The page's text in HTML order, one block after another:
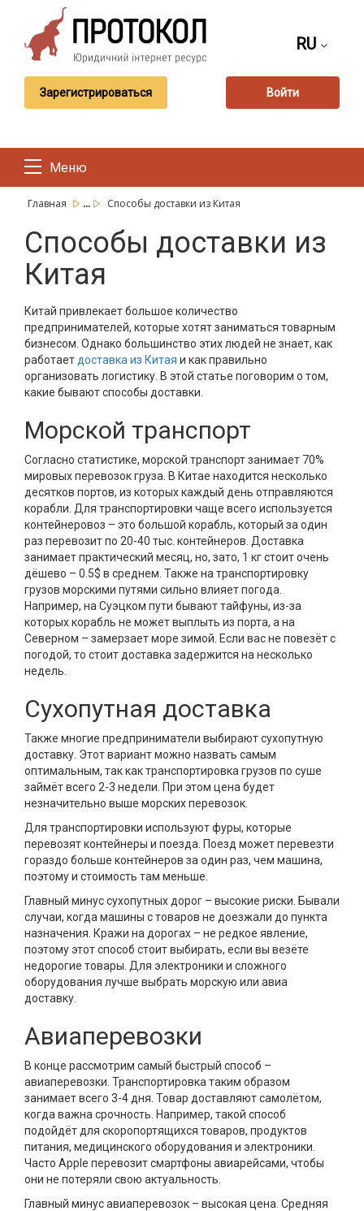
RU
Зарегистрироваться Войти
Меню
Главная ... Способы доставки из Китая
Способы доставки из
Китая
Китай привлекает большое количество
предпринимателей, которые хотят заниматься товарным
бизнесом. Однако большинство этих людей не знает, как
работает доставка из Китая и как правильно
организовать логистику. В этой статье поговорим о том,
какие бывают способы доставки.
Морской транспорт
Согласно статистике, морской транспорт занимает 70%
мировых перевозок груза. В Китае находится несколько
десятков портов, из которых каждый день отправляются
корабли. Для транспортировки чаще всего используется
контейнеровоз – это большой корабль, который за один
раз перевозит по 20-40 тыс. контейнеров. Доставка
занимает практический месяц, но, зато, 1 кг стоит очень
дёшево – 0.5$ в среднем. Также на транспортировку
грузов морскими путями сильно влияет погода.
Например, на Суэцком пути бывают тайфуны, из-за
которых корабль не может выплыть из порта, а на
Северном – замерзает море зимой. Если вас не повезёт с
погодой, то стоит доставка задержится на несколько
недель.
Сухопутная доставка
Также многие предприниматели выбирают сухопутную
доставку. Этот вариант можно назвать самым
оптимальным, так как транспортировка грузов по суше
займёт всего 2-3 недели. При этом цена будет
незначительно выше морских перевозок.
Для транспортировки используют фуры, которые
перевозят контейнеры и поезда. Поезд может перевезти
гораздо больше контейнеров за один раз, чем машина,
поэтому и стоимость там меньше.
Главный минус сухопутных дорог – высокие риски. Бывали
случаи, когда машины с товаров не доезжали до пункта
назначения. Кражи на дорогах – не редкое явление,
поэтому этот способ стоит выбирать, если вы везёте
недорогие товары. Для электроники и сложного
оборудования лучше выбрать морскую или авиа
доставку.
Авиаперевозки
В конце рассмотрим самый быстрый способ –
авиаперевозки. Транспортировка таким образом
занимает всего 3-4 дня. Товар доставляют самолётом,
когда важна срочность. Например, такой способ
подойдёт для скоропортящихся товаров, продуктов
питания, медицинского оборудования и электроники.
Часто Apple перевозит смартфоны авиарейсами, чтобы
они не потеряли свою актуальность.
Главный минус авиаперевозок – высокая цена. Средняя